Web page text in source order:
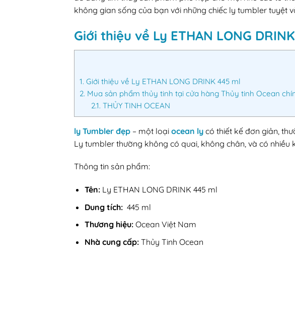
không gian sống của bạn với những chiếc ly tumbler tuyệt
Giới thiệu về Ly ETHAN LONG
1. Giới thiệu về Ly ETHAN LONG DRINK 445 ml
2. Mua sản phẩm thủy tinh tại cửa hàng Thủy tinh Ocean
2.1. THỦY TINH OCEAN
ly Tumbler đẹp – một loại ocean ly có thiết kế đơn giản,
Ly tumbler thường không có quai, không chân, và có nhiều
Thông tin sản phẩm:
Tên:Ly ETHAN LONG DRINK 445 ml
Dung tích: 445 ml
Thương hiệu:Ocean Việt Nam
Nhà cung cấp:Thủy Tinh Ocean